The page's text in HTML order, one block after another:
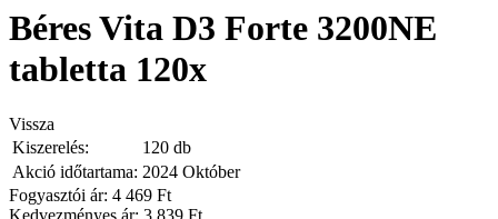
Béres Vita D3 Forte 3200NE
tabletta 120x
Vissza
Kiszerelés:
120 db
Akció időtartama: 2024 Október
Fogyasztói ár: 4 469 Ft
Kedvezményes ár: 3 839 Ft